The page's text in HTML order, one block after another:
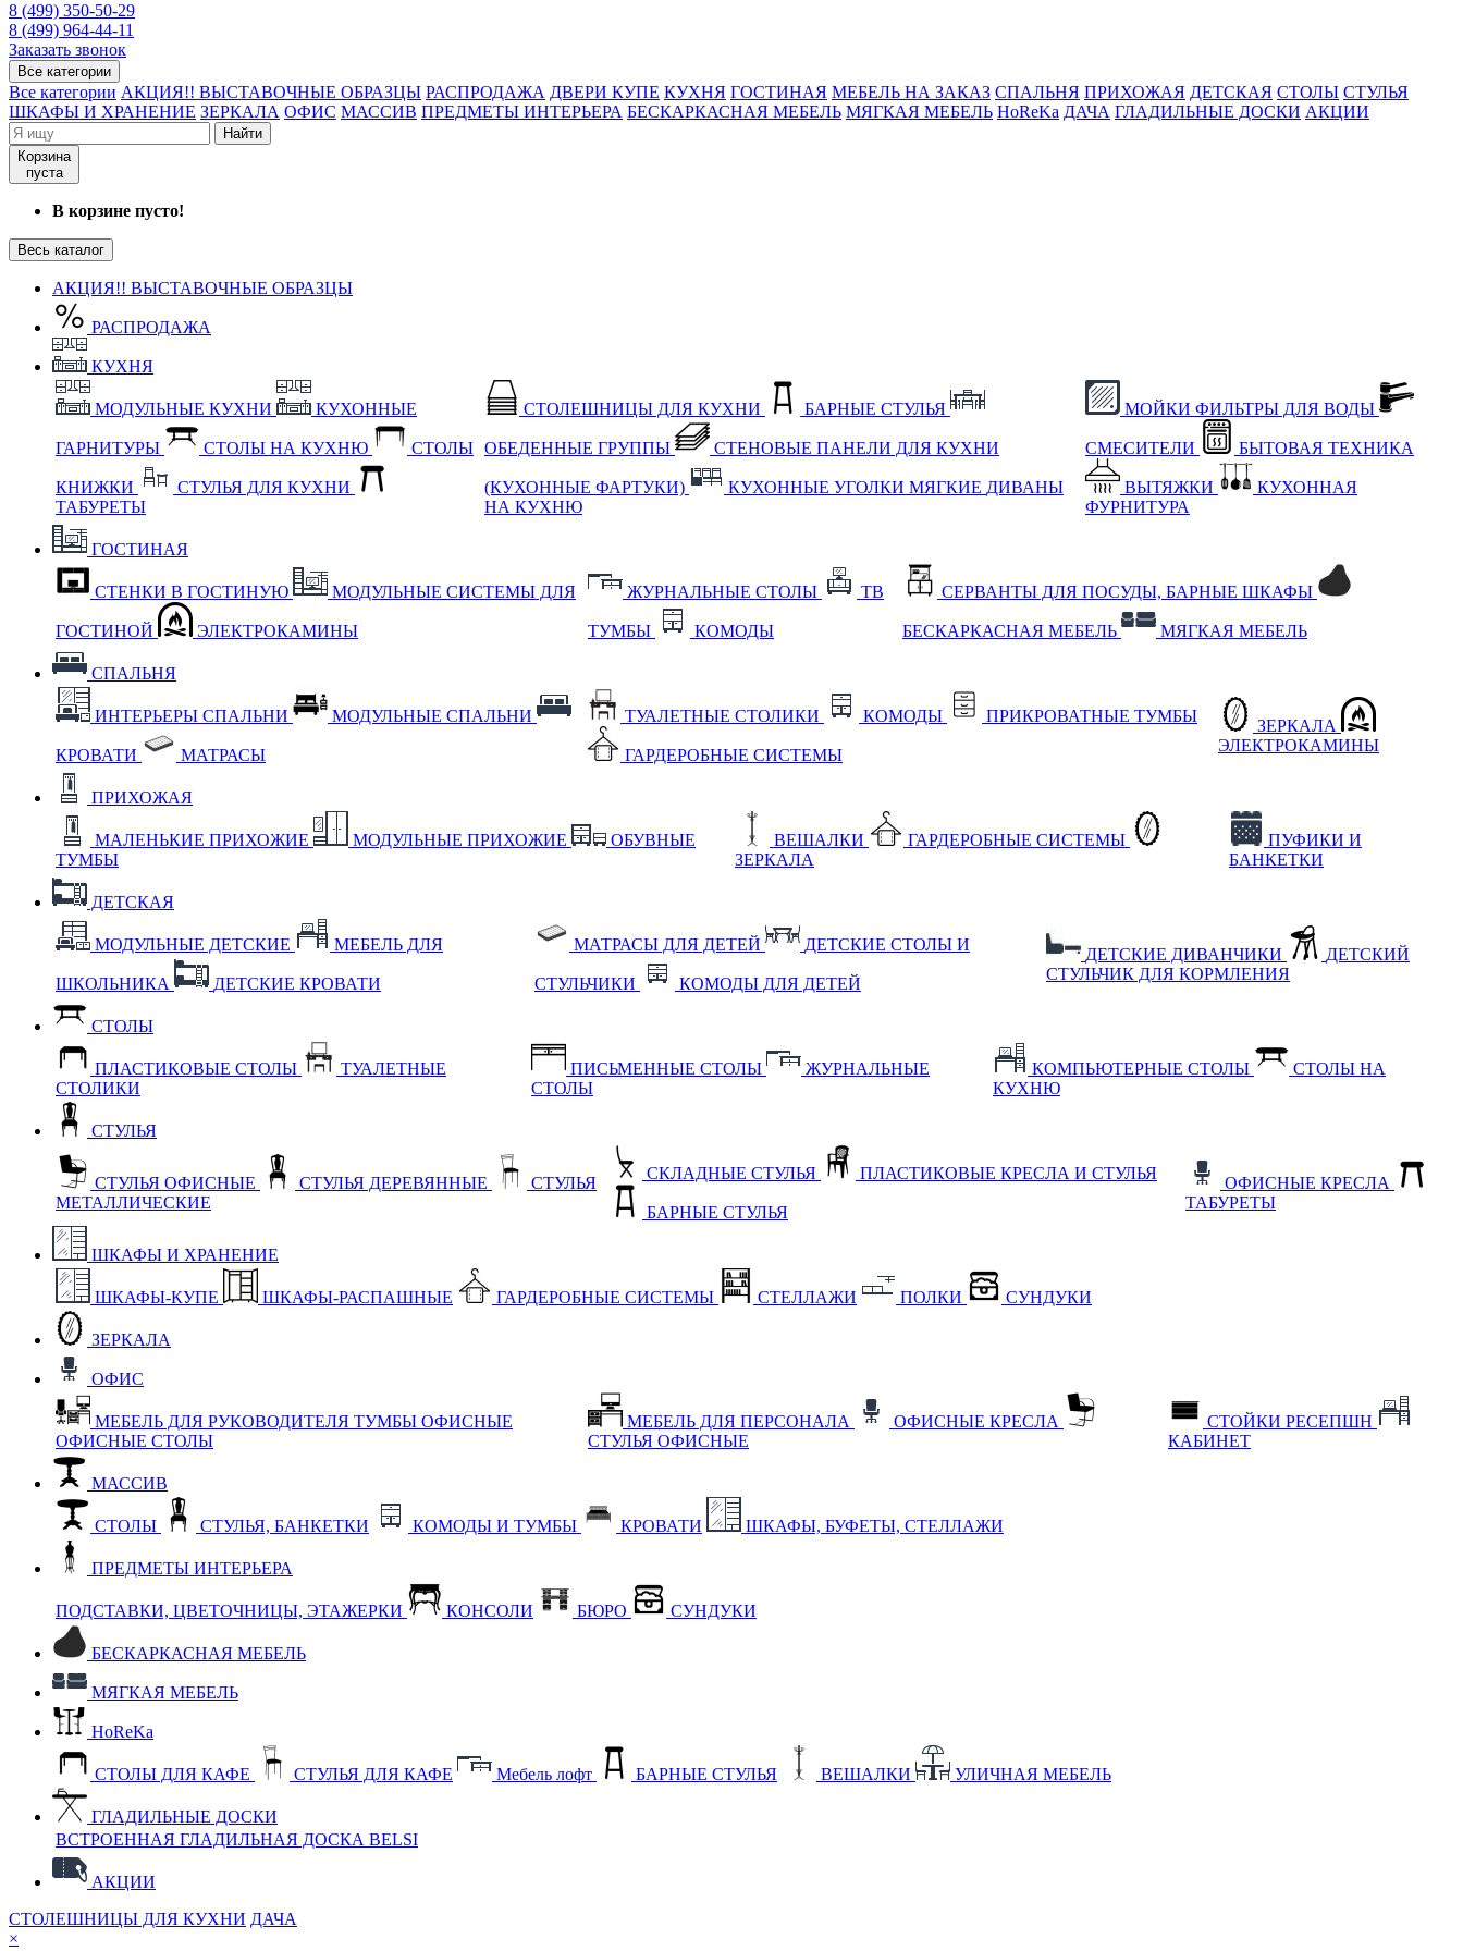
8 (499) 350-50-29
8 (499) 964-44-11
Заказать звонок
Все категории
Все категории АКЦИЯ!! ВЫСТАВОЧНЫЕ ОБРАЗЦЫ РАСПРОДАЖА ДВЕРИ КУПЕ КУХНЯ ГОСТИНАЯ МЕБЕЛЬ НА ЗАКАЗ СПАЛЬНЯ ПРИХОЖАЯ ДЕТСКАЯ СТОЛЫ СТУЛЬЯ
ШКАФЫ И ХРАНЕНИЕ ЗЕРКАЛА ОФИС МАССИВ ПРЕДМЕТЫ ИНТЕРЬЕРА БЕСКАРКАСНАЯ МЕБЕЛЬ МЯГКАЯ МЕБЕЛЬ HoReKa ДАЧА ГЛАДИЛЬНЫЕ ДОСКИ АКЦИИ
Найти
Корзина
пуста
В корзине пусто!
Весь каталог
АКЦИЯ!! ВЫСТАВОЧНЫЕ ОБРАЗЦЫ
РАСПРОДАЖА
КУХНЯ
МОДУЛЬНЫЕ КУХНИ КУХОННЫЕ
ГАРНИТУРЫ СТОЛЫ НА КУХНЮ СТОЛЫ
КНИЖКИ
СТУЛЬЯ ДЛЯ КУХНИ
ТАБУРЕТЫ
СТОЛЕШНИЦЫ ДЛЯ КУХНИ БАРНЫЕ СТУЛЬЯ
ОБЕДЕННЫЕ ГРУППЫ СТЕНОВЫЕ ПАНЕЛИ ДЛЯ КУХНИ
(КУХОННЫЕ ФАРТУКИ) КУХОННЫЕ УГОЛКИ МЯГКИЕ ДИВАНЫ
НА КУХНЮ
МОЙКИ ФИЛЬТРЫ ДЛЯ ВОДЫ
СМЕСИТЕЛИ БЫТОВАЯ ТЕХНИКА
ВЫТЯЖКИ
КУХОННАЯ
ФУРНИТУРА
ГОСТИНАЯ
СТЕНКИ В ГОСТИНУЮ МОДУЛЬНЫЕ СИСТЕМЫ ДЛЯ
ГОСТИНОЙ ЭЛЕКТРОКАМИНЫ
ЖУРНАЛЬНЫЕ СТОЛЫ ТВ
ТУМБЫ КОМОДЫ
СЕРВАНТЫ ДЛЯ ПОСУДЫ, БАРНЫЕ ШКАФЫ
БЕСКАРКАСНАЯ МЕБЕЛЬ МЯГКАЯ МЕБЕЛЬ
СПАЛЬНЯ
ИНТЕРЬЕРЫ СПАЛЬНИ МОДУЛЬНЫЕ СПАЛЬНИ
КРОВАТИ МАТРАСЫ
ТУАЛЕТНЫЕ СТОЛИКИ КОМОДЫ ПРИКРОВАТНЫЕ ТУМБЫ
ГАРДЕРОБНЫЕ СИСТЕМЫ
ЗЕРКАЛА
ЭЛЕКТРОКАМИНЫ
ПРИХОЖАЯ
МАЛЕНЬКИЕ ПРИХОЖИЕ МОДУЛЬНЫЕ ПРИХОЖИЕ
ОБУВНЫЕ
ТУМБЫ
ВЕШАЛКИ
ГАРДЕРОБНЫЕ СИСТЕМЫ
ЗЕРКАЛА
ПУФИКИ И
БАНКЕТКИ
ДЕТСКАЯ
МОДУЛЬНЫЕ ДЕТСКИЕ МЕБЕЛЬ ДЛЯ
ШКОЛЬНИКА ДЕТСКИЕ КРОВАТИ
МАТРАСЫ ДЛЯ ДЕТЕЙ ДЕТСКИЕ СТОЛЫ И
СТУЛЬЧИКИ КОМОДЫ ДЛЯ ДЕТЕЙ
ДЕТСКИЕ ДИВАНЧИКИ
ДЕТСКИЙ
СТУЛЬЧИК ДЛЯ КОРМЛЕНИЯ
СТОЛЫ
ПЛАСТИКОВЫЕ СТОЛЫ
ТУАЛЕТНЫЕ
СТОЛИКИ
ПИСЬМЕННЫЕ СТОЛЫ
ЖУРНАЛЬНЫЕ
СТОЛЫ
КОМПЬЮТЕРНЫЕ СТОЛЫ
СТОЛЫ НА
КУХНЮ
СТУЛЬЯ
СТУЛЬЯ ОФИСНЫЕ СТУЛЬЯ ДЕРЕВЯННЫЕ
СТУЛЬЯ
МЕТАЛЛИЧЕСКИЕ
СКЛАДНЫЕ СТУЛЬЯ ПЛАСТИКОВЫЕ КРЕСЛА И СТУЛЬЯ
БАРНЫЕ СТУЛЬЯ
ОФИСНЫЕ КРЕСЛА
ТАБУРЕТЫ
ШКАФЫ И ХРАНЕНИЕ
ШКАФЫ-КУПЕ ШКАФЫ-РАСПАШНЫЕ ГАРДЕРОБНЫЕ СИСТЕМЫ СТЕЛЛАЖИ ПОЛКИ СУНДУКИ
ЗЕРКАЛА
ОФИС
МЕБЕЛЬ ДЛЯ РУКОВОДИТЕЛЯ ТУМБЫ ОФИСНЫЕ
ОФИСНЫЕ СТОЛЫ
МЕБЕЛЬ ДЛЯ ПЕРСОНАЛА
ОФИСНЫЕ КРЕСЛА
СТУЛЬЯ ОФИСНЫЕ
СТОЙКИ РЕСЕПШН
КАБИНЕТ
МАССИВ
СТОЛЫ СТУЛЬЯ, БАНКЕТКИ КОМОДЫ И ТУМБЫ КРОВАТИ ШКАФЫ, БУФЕТЫ, СТЕЛЛАЖИ
ПРЕДМЕТЫ ИНТЕРЬЕРА
ПОДСТАВКИ, ЦВЕТОЧНИЦЫ, ЭТАЖЕРКИ КОНСОЛИ БЮРО СУНДУКИ
БЕСКАРКАСНАЯ МЕБЕЛЬ
МЯГКАЯ МЕБЕЛЬ
HoReKa
СТОЛЫ ДЛЯ КАФЕ СТУЛЬЯ ДЛЯ КАФЕ Мебель лофт БАРНЫЕ СТУЛЬЯ ВЕШАЛКИ УЛИЧНАЯ МЕБЕЛЬ
ГЛАДИЛЬНЫЕ ДОСКИ
ВСТРОЕННАЯ ГЛАДИЛЬНАЯ ДОСКА BELSI
АКЦИИ
СТОЛЕШНИЦЫ ДЛЯ КУХНИ ДАЧА
×